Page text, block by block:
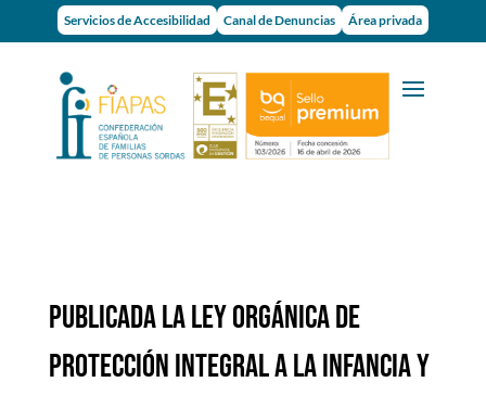
Servicios de Accesibilidad Canal de Denuncias Área privada
PUBLICADA LA LEY ORGÁNICA DE
PROTECCIÓN INTEGRAL A LA INFANCIA Y